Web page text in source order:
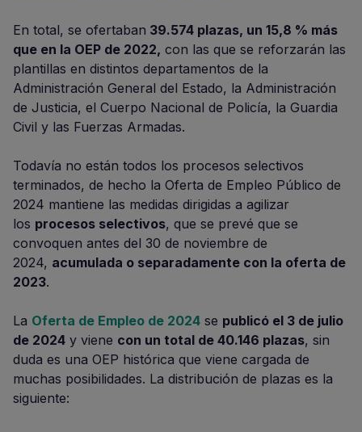
En total, se ofertaban 39.574 plazas, un 15,8 % más
que en la OEP de 2022, con las que se reforzarán las
plantillas en distintos departamentos de la
Administración General del Estado, la Administración
de Justicia, el Cuerpo Nacional de Policía, la Guardia
Civil y las Fuerzas Armadas.
Todavía no están todos los procesos selectivos
terminados, de hecho la Oferta de Empleo Público de
2024 mantiene las medidas dirigidas a agilizar
los procesos selectivos, que se prevé que se
convoquen antes del 30 de noviembre de
2024, acumulada o separadamente con la oferta de
2023.
La Oferta de Empleo de 2024 se publicó el 3 de julio
de 2024 y viene con un total de 40.146 plazas, sin
duda es una OEP histórica que viene cargada de
muchas posibilidades. La distribución de plazas es la
siguiente: